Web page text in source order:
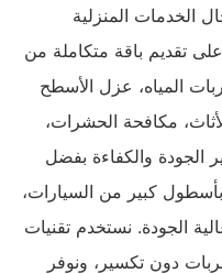
الخدمات المنزلية
تقديم باقة متكاملة من
المياه، عزل الأسطح
مكافحة الحشرات،
الجودة والكفاءة بفضل
كبير من السيارات،
الجودة. نستخدم تقنيات
دون تكسير، ونوفر